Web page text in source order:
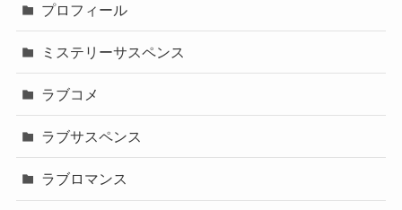
プロフィール
ミステリーサスペンス
ラブコメ
ラブサスペンス
ラブロマンス